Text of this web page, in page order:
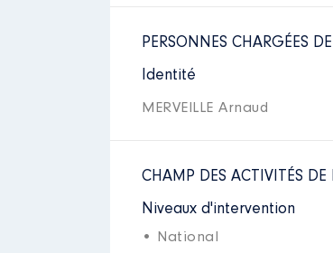
PERSONNES CHARGÉES
Identité
MERVEILLE Arnaud
CHAMP DES ACTIVITÉS DE
Niveaux d'intervention
• National